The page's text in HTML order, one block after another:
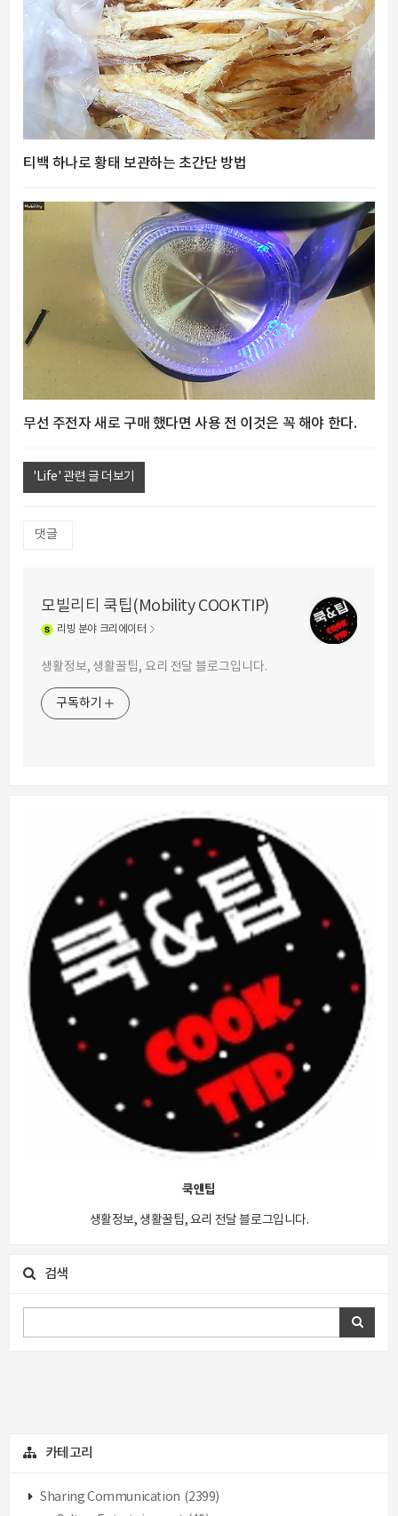
티백 하나로 황태 보관하는 초간단 방법
무선 주전자 새로 구매 했다면 사용 전 이것은 꼭 해야 한다.
'Life' 관련 글 더보기
댓글
모빌리티 쿡팁(Mobility COOKTIP)
리빙 분야 크리에이터
생활정보, 생활꿀팁, 요리 전달 블로그입니다.
구독하기
쿡앤팁
생활정보, 생활꿀팁, 요리 전달 블로그입니다.
검색
카테고리
Sharing Communication (2399)